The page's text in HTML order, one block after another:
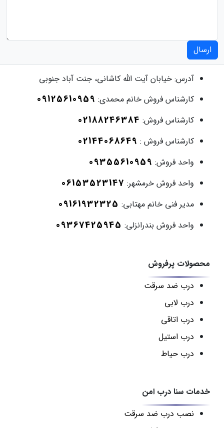
ارسال
آدرس: خیابان آیت الله کاشانی، جنت آباد جنوبی
کارشناس فروش خانم محمدی: 09125610959
کارشناس فروش: 02188246384
کارشناس فروش : 02144068649
واحد فروش: 09355610959
واحد فروش خرمشهر: 06153523147
مدیر فنی خانم مهتابی: 09161932325
واحد فروش بندرانزلی: 09367425945
محصولات پرفروش
درب ضد سرقت
درب لابی
درب اتاقی
درب استیل
درب حیاط
خدمات سنا درب امن
نصب درب ضد سرقت